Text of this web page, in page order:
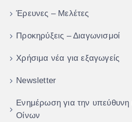
Έρευνες – Μελέτες
Προκηρύξεις – Διαγωνισμοί
Χρήσιμα νέα για εξαγωγείς
Newsletter
Ενημέρωση για την
Οίνων